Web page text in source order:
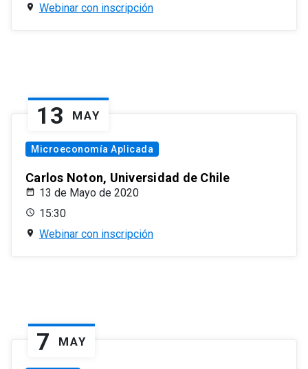
Webinar con inscripción
13 MAY
Microeconomía Aplicada
Carlos Noton, Universidad de Chile
13 de Mayo de 2020
15:30
Webinar con inscripción
7 MAY